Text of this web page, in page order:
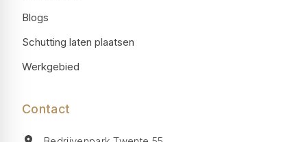
Blogs
Schutting laten plaatsen
Werkgebied
Contact